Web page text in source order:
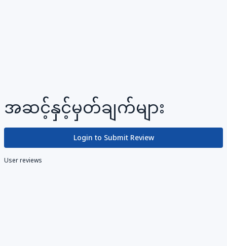
အဆင့်နှင့်မှတ်ချက်များ
Login to Submit Review
User reviews